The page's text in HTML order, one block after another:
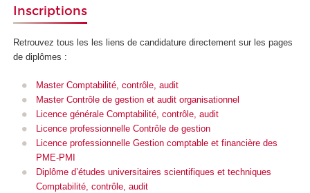
Inscriptions
Retrouvez tous les les liens de candidature directement sur les pages
de diplômes :
Master Comptabilité, contrôle, audit
Master Contrôle de gestion et audit organisationnel
Licence générale Comptabilité, contrôle, audit
Licence professionnelle Contrôle de gestion
Licence professionnelle Gestion comptable et financière des
PME-PMI
Diplôme d’études universitaires scientifiques et techniques
Comptabilité, contrôle, audit